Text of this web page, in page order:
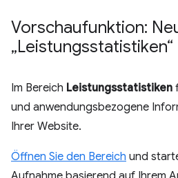
Vorschaufunktion:
„Leistungsstatistiken“
Im Bereich Leistungsstatistiken
und anwendungsbezogene
Ihrer Website.
Öffnen Sie den Bereich und